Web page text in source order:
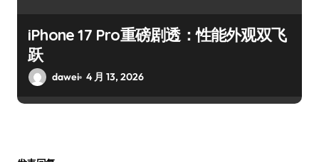
iPhone 17 Pro重磅剧透：性能外观双飞
跃
dawei 4 月 13, 2026